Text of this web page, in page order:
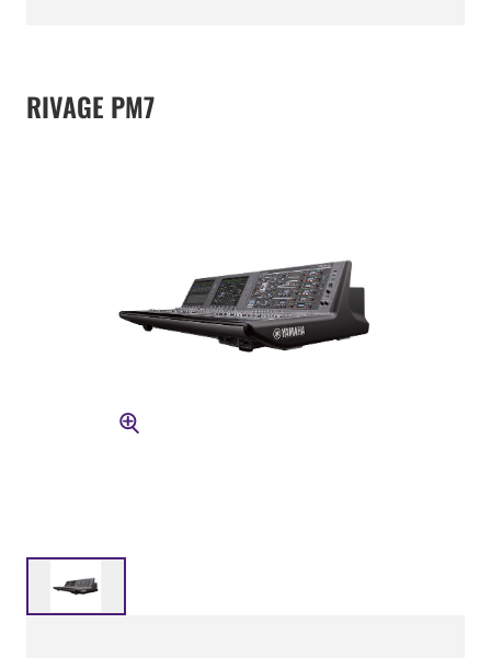
RIVAGE PM7